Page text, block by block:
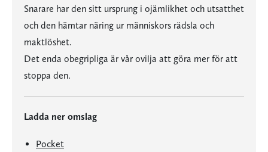
Snarare har den sitt ursprung i ojämlikhet och utsatthet
och den hämtar näring ur människors rädsla och
maktlöshet.
Det enda obegripliga är vår ovilja att göra mer för att
stoppa den.
Ladda ner omslag
Pocket